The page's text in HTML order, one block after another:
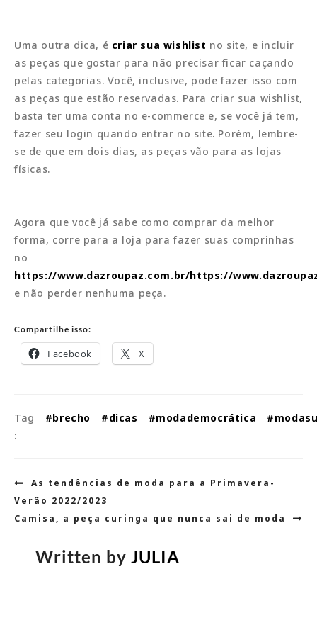
Uma outra dica, é criar sua wishlist no site, e incluir
as peças que gostar para não precisar ficar caçando
pelas categorias. Você, inclusive, pode fazer isso com
as peças que estão reservadas. Para criar sua wishlist,
basta ter uma conta no e-commerce e, se você já tem,
fazer seu login quando entrar no site. Porém, lembre-
se de que em dois dias, as peças vão para as lojas
físicas.
Agora que você já sabe como comprar da melhor
forma, corre para a loja para fazer suas comprinhas
no
https://www.dazroupaz.com.br/https://
e não perder nenhuma peça.
Compartilhe isso:
Facebook X
Tag
:
#brecho #dicas #modademocrática
Navegação
de
Post
As tendências de moda para a Primavera-
Verão 2022/2023
Camisa, a peça curinga que nunca sai de moda
Written by JULIA